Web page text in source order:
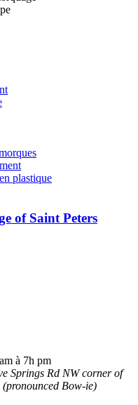
plastique
of Saint Peters
à 7h pm
Springs Rd NW corner of
Bow-ie)